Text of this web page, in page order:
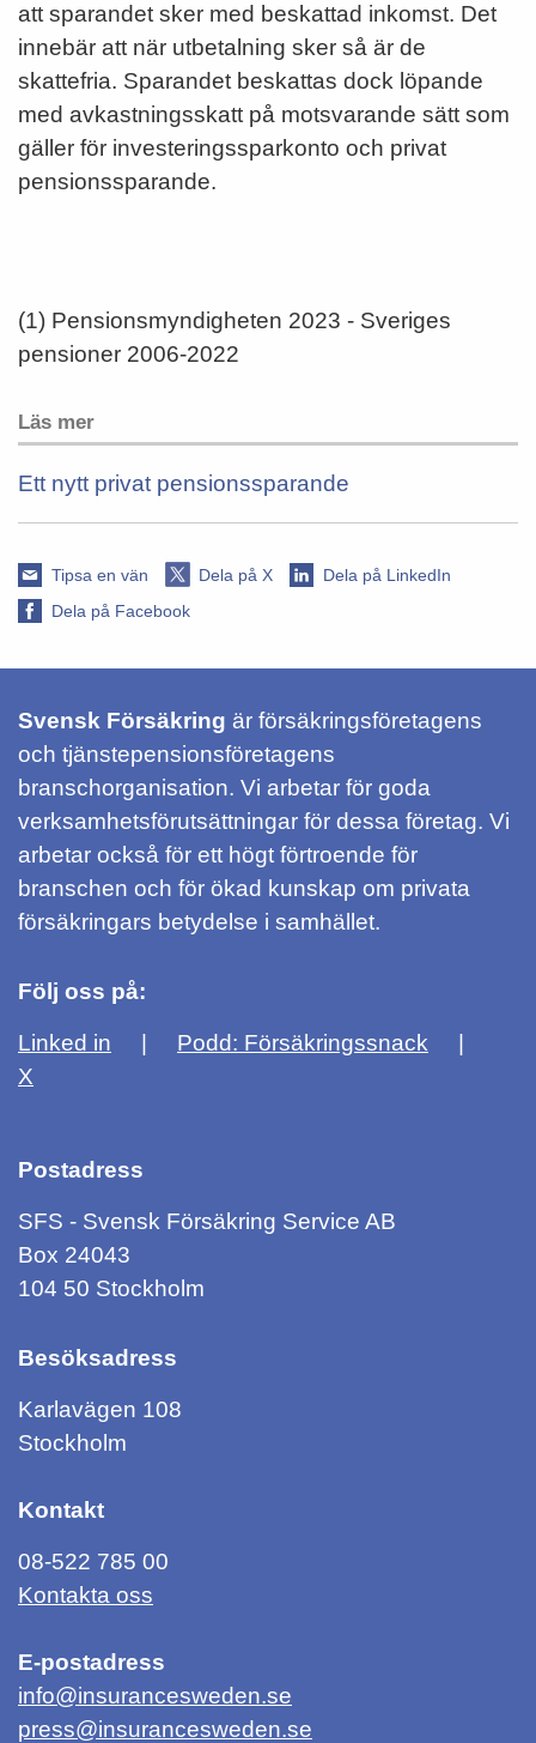
att sparandet sker med beskattad inkomst. Det
innebär att när utbetalning sker så är de
skattefria. Sparandet beskattas dock löpande
med avkastningsskatt på motsvarande sätt som
gäller för investeringssparkonto och privat
pensionssparande.
(1) Pensionsmyndigheten 2023 - Sveriges
pensioner 2006-2022
Läs mer
Ett nytt privat pensionssparande
Tipsa en vän Dela på X
Dela på LinkedIn
Dela på Facebook
Svensk Försäkring är försäkringsföretagens
och tjänstepensionsföretagens
branschorganisation. Vi arbetar för goda
verksamhetsförutsättningar för dessa företag. Vi
arbetar också för ett högt förtroende för
branschen och för ökad kunskap om privata
försäkringars betydelse i samhället.
Följ oss på:
Linked in
Podd: Försäkringssnack
X
Postadress
SFS - Svensk Försäkring Service AB
Box 24043
104 50 Stockholm
Besöksadress
Karlavägen 108
Stockholm
Kontakt
08-522 785 00
Kontakta oss
E-postadress
info@insurancesweden.se
press@insurancesweden.se